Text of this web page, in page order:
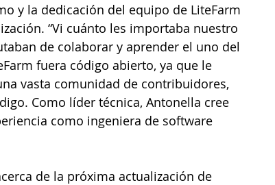
y la dedicación del equipo de LiteFarm
“Vi cuánto les importaba nuestro
de colaborar y aprender el uno del
fuera código abierto, ya que le
vasta comunidad de contribuidores,
Como líder técnica, Antonella cree
como ingeniera de software
de la próxima actualización de